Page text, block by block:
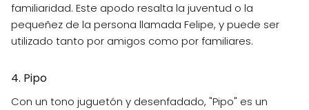
familiaridad. Este apodo resalta la juventud o la
pequeñez de la persona llamada Felipe, y puede ser
utilizado tanto por amigos como por familiares.
4. Pipo
Con un tono juguetón y desenfadado, "Pipo" es un